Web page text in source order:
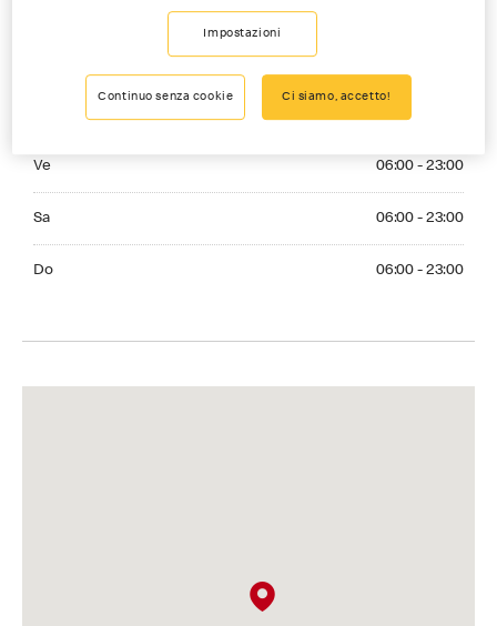
Wednesday 06:00 - 23:00
06:00 - 23:00
Thursday 06:00 - 23:00
Ve 06:00 - 23:00
Sa 06:00 - 23:00
Do 06:00 - 23:00
Impostazioni
Continuo senza cookie Ci siamo, accetto!